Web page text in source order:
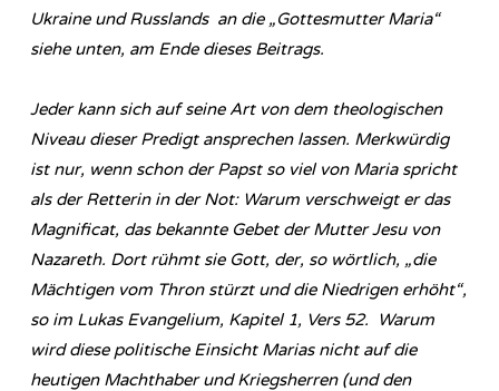
Ukraine und Russlands an die „Gottesmutter Maria“
siehe unten, am Ende dieses Beitrags.
Jeder kann sich auf seine Art von dem theologischen
Niveau dieser Predigt ansprechen lassen. Merkwürdig
ist nur, wenn schon der Papst so viel von Maria spricht
als der Retterin in der Not: Warum verschweigt er das
Magnificat, das bekannte Gebet der Mutter Jesu von
Nazareth. Dort rühmt sie Gott, der, so wörtlich, „die
Mächtigen vom Thron stürzt und die Niedrigen erhöht“,
so im Lukas Evangelium, Kapitel 1, Vers 52. Warum
wird diese politische Einsicht Marias nicht auf die
heutigen Machthaber und Kriegsherren (und den